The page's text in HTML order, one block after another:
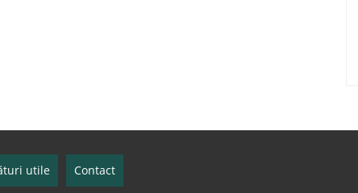
utile Contact